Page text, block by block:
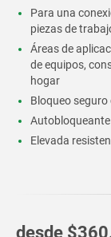
Para una
piezas de
Áreas de
de equipos,
hogar
Bloqueo
Autobloqueante
Elevada
desde